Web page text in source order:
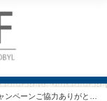
ンペーンご協力ありがとう